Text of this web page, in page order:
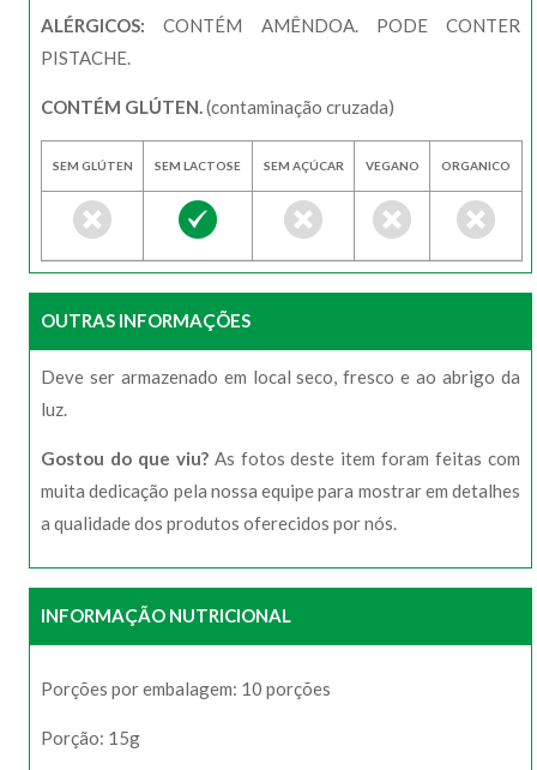
ALÉRGICOS: CONTÉM AMÊNDOA. PODE CONTER
PISTACHE.
CONTÉM GLÚTEN. (contaminação cruzada)
SEM GLÚTEN SEM LACTOSE SEM AÇÚCAR VEGANO ORGANICO
OUTRAS INFORMAÇÕES
Deve ser armazenado em local seco, fresco e ao abrigo da
luz.
Gostou do que viu?As fotos deste item foram feitas com
muita dedicação pela nossa equipe para mostrar em detalhes
a qualidade dos produtos oferecidos por nós.
INFORMAÇÃO NUTRICIONAL
Porções por embalagem: 10 porções
Porção: 15g